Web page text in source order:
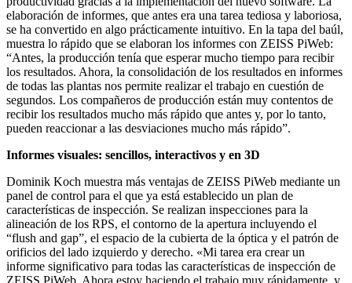
elaboración de informes, que antes era una tarea tediosa y laboriosa,
se ha convertido en algo prácticamente intuitivo. En la tapa del baúl,
muestra lo rápido que se elaboran los informes con ZEISS PiWeb:
“Antes, la producción tenía que esperar mucho tiempo para recibir
los resultados. Ahora, la consolidación de los resultados en informes
de todas las plantas nos permite realizar el trabajo en cuestión de
segundos. Los compañeros de producción están muy contentos de
recibir los resultados mucho más rápido que antes y, por lo tanto,
pueden reaccionar a las desviaciones mucho más rápido”.
Informes visuales: sencillos, interactivos y en 3D
Dominik Koch muestra más ventajas de ZEISS PiWeb mediante un
panel de control para el que ya está establecido un plan de
características de inspección. Se realizan inspecciones para la
alineación de los RPS, el contorno de la apertura incluyendo el
“flush and gap”, el espacio de la cubierta de la óptica y el patrón de
orificios del lado izquierdo y derecho. «Mi tarea era crear un
informe significativo para todas las características de inspección de
ZEISS PiWeb. Ahora estoy haciendo el trabajo muy rápidamente, y